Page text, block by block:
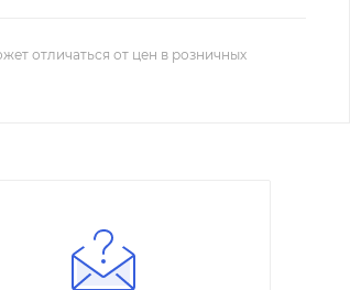
отличаться от цен в розничных